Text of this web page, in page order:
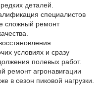
деталей.
специалистов
сложный ремонт
условиях и сразу
полевых работ.
ремонт агронавигации
в сезон пиковой нагрузки.